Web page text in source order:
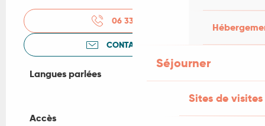
Séjourner
Sites de visites
06 33 63 05
CONTACTEZ-NOUS
Langues parlées
Langues parlées
Accès
Accès